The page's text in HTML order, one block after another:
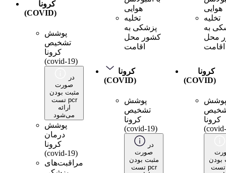
کرونا
(COVID)
پوشش
تشخیص
کرونا
(covid-19)
در
صورت
مثبت بودن
تست pcr
ارائه
می‌شود
پوشش
درمان
کرونا
(covid-19)
مراقبت‌های
هوایی
تخلیه
پزشکی به
کشور محل
اقامت
کرونا
(COVID)
پوشش
تشخیص
کرونا
(covid-19)
در
صورت
مثبت بودن
تست pcr
هوایی
تخلیه
به
محل
اقامت
کرونا
(COVID)
پوشش
کرونا
بودن
تست pcr